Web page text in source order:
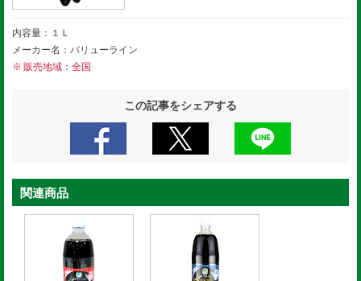
内容量：１Ｌ
メーカー名：バリューライン
販売地域：全国
この記事をシェアする
関連商品